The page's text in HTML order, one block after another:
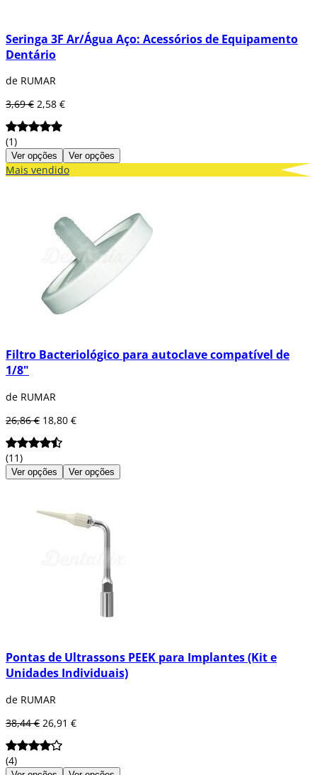
Seringa 3F Ar/Água Aço: Acessórios de Equipamento
Dentário
de RUMAR
3,69 € 2,58 €
(1)
Ver opções Ver opções
Mais vendido
Filtro Bacteriológico para autoclave compatível de
1/8"
de RUMAR
26,86 € 18,80 €
(11)
Ver opções Ver opções
Pontas de Ultrassons PEEK para Implantes (Kit e
Unidades Individuais)
de RUMAR
38,44 € 26,91 €
(4)